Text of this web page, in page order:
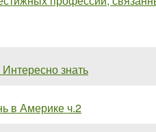
знать
в Америке ч.2